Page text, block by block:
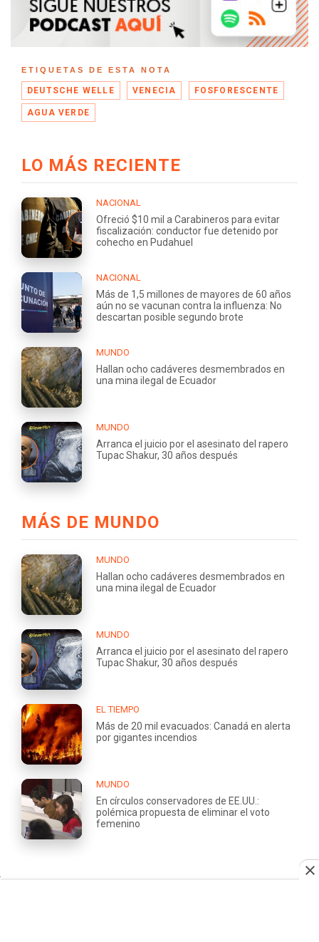
ETIQUETAS DE ESTA NOTA
DEUTSCHE WELLE VENECIA FOSFORESCENTE
AGUA VERDE
LO MÁS RECIENTE
NACIONAL
Ofreció $10 mil a Carabineros para evitar
fiscalización: conductor fue detenido por
cohecho en Pudahuel
NACIONAL
Más de 1,5 millones de mayores de 60 años
aún no se vacunan contra la influenza: No
descartan posible segundo brote
MUNDO
Hallan ocho cadáveres desmembrados en
una mina ilegal de Ecuador
MUNDO
Arranca el juicio por el asesinato del rapero
Tupac Shakur, 30 años después
MÁS DE MUNDO
MUNDO
Hallan ocho cadáveres desmembrados en
una mina ilegal de Ecuador
MUNDO
Arranca el juicio por el asesinato del rapero
Tupac Shakur, 30 años después
EL TIEMPO
Más de 20 mil evacuados: Canadá en alerta
por gigantes incendios
MUNDO
En círculos conservadores de EE.UU.:
polémica propuesta de eliminar el voto
femenino